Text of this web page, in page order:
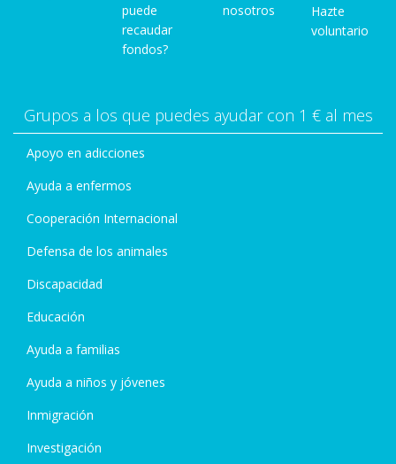
puede
recaudar
fondos?
nosotros
Hazte
voluntario
Grupos a los que puedes ayudar con 1 € al mes
Apoyo en adicciones
Ayuda a enfermos
Cooperación Internacional
Defensa de los animales
Discapacidad
Educación
Ayuda a familias
Ayuda a niños y jóvenes
Inmigración
Investigación